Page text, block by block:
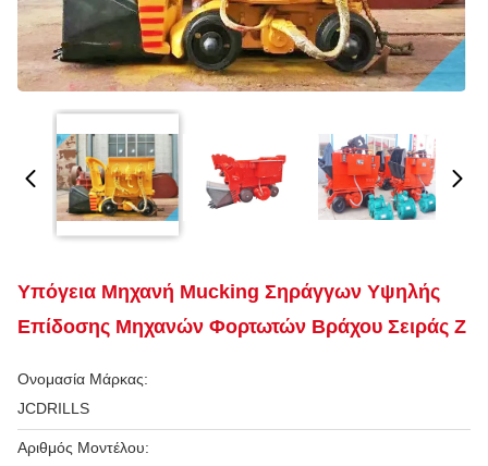
Υπόγεια Μηχανή Mucking Σηράγγων Υψηλής
Επίδοσης Μηχανών Φορτωτών Βράχου Σειράς Ζ
Ονομασία Μάρκας:
JCDRILLS
Αριθμός Μοντέλου: